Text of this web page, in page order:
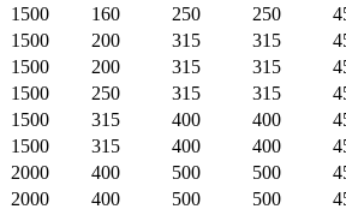
1500 160 250 250
1500 200 315 315
1500 200 315 315
1500 250 315 315
1500 315 400 400
1500 315 400 400
2000 400 500 500
2000 400 500 500